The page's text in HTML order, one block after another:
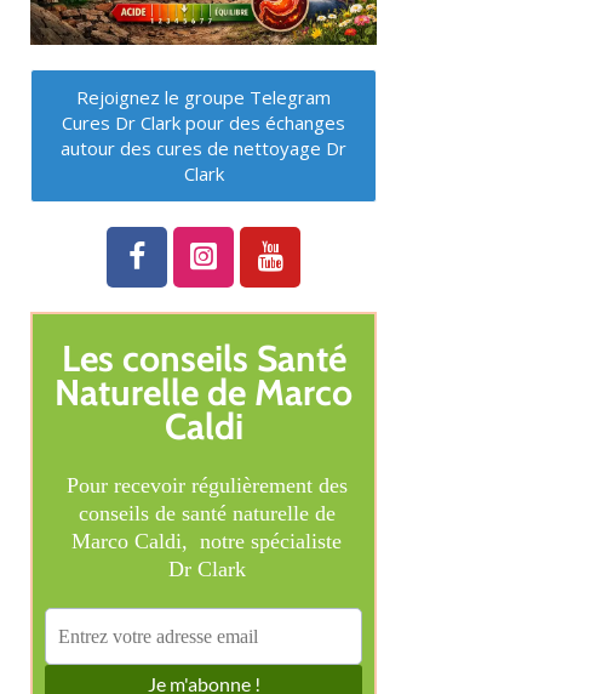
Rejoignez le groupe Telegram
Cures Dr Clark pour des échanges
autour des cures de nettoyage Dr
Clark